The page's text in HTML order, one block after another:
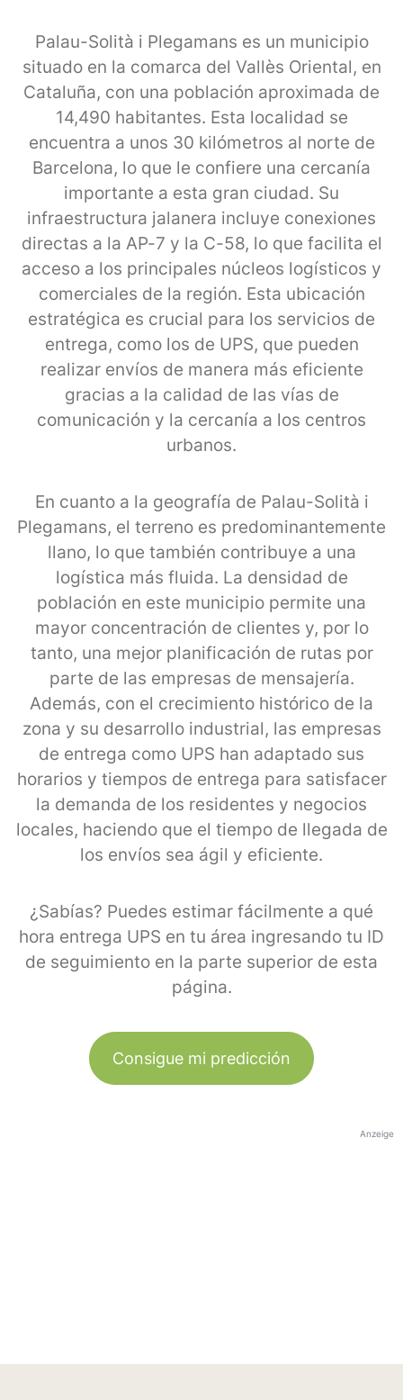
Palau-Solità i Plegamans es un municipio
situado en la comarca del Vallès Oriental, en
Cataluña, con una población aproximada de
14,490 habitantes. Esta localidad se
encuentra a unos 30 kilómetros al norte de
Barcelona, lo que le confiere una cercanía
importante a esta gran ciudad. Su
infraestructura jalanera incluye conexiones
directas a la AP-7 y la C-58, lo que facilita el
acceso a los principales núcleos logísticos y
comerciales de la región. Esta ubicación
estratégica es crucial para los servicios de
entrega, como los de UPS, que pueden
realizar envíos de manera más eficiente
gracias a la calidad de las vías de
comunicación y la cercanía a los centros
urbanos.
En cuanto a la geografía de Palau-Solità i
Plegamans, el terreno es predominantemente
llano, lo que también contribuye a una
logística más fluida. La densidad de
población en este municipio permite una
mayor concentración de clientes y, por lo
tanto, una mejor planificación de rutas por
parte de las empresas de mensajería.
Además, con el crecimiento histórico de la
zona y su desarrollo industrial, las empresas
de entrega como UPS han adaptado sus
horarios y tiempos de entrega para satisfacer
la demanda de los residentes y negocios
locales, haciendo que el tiempo de llegada de
los envíos sea ágil y eficiente.
¿Sabías? Puedes estimar fácilmente a qué
hora entrega UPS en tu área ingresando tu ID
de seguimiento en la parte superior de esta
página.
Consigue mi predicción
Anzeige